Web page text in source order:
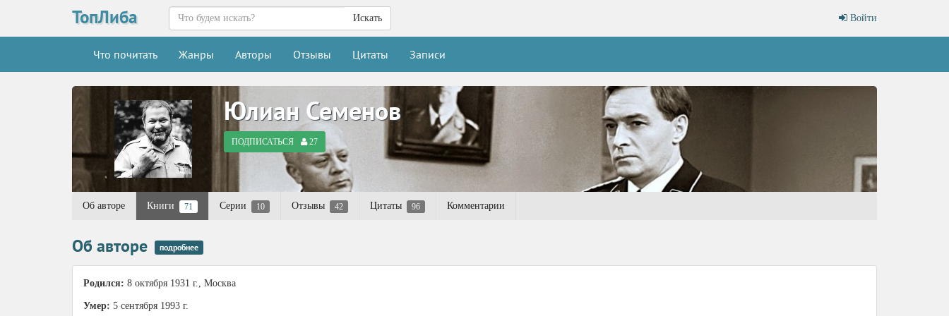
ТопЛиба Войти
Искать
Что почитать Жанры Авторы Отзывы Цитаты Записи
Юлиан Семенов
ПОДПИСАТЬСЯ 27
Об авторе Книги 71 Серии 10 Отзывы 42 Цитаты 96 Комментарии
Об авторе подробнее
Родился: 8 октября 1931 г., Москва
Умер: 5 сентября 1993 г.